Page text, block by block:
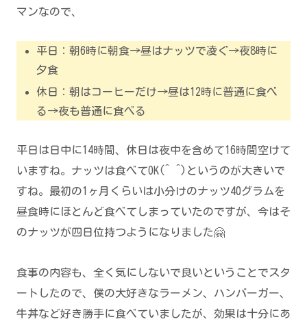
マンなので、
平日：朝6時に朝食→昼はナッツで凌ぐ→夜8時に
夕食
休日：朝はコーヒーだけ→昼は12時に普通に食べ
る→夜も普通に食べる
平日は日中に14時間、休日は夜中を含めて16時間空けて
いますね。ナッツは食べてOK(^ ^)というのが大きいで
すね。最初の1ヶ月くらいは小分けのナッツ40グラムを
昼食時にほとんど食べてしまっていたのですが、今はそ
のナッツが四日位持つようになりました🤗
食事の内容も、全く気にしないで良いということでスタ
ートしたので、僕の大好きなラーメン、ハンバーガー、
牛丼など好き勝手に食べていましたが、効果は十分にあ